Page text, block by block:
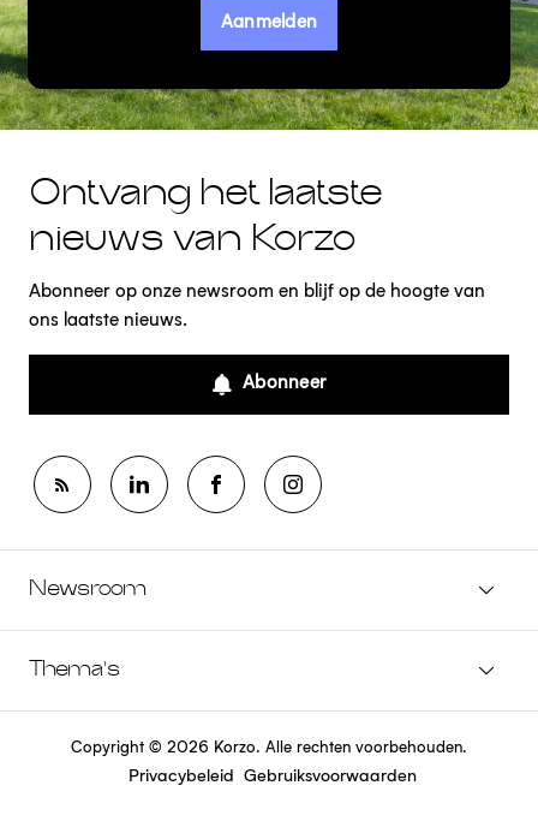
Aanmelden
Ontvang het laatste
nieuws van Korzo
Abonneer op onze newsroom en blijf op de hoogte van
ons laatste nieuws.
Abonneer
Newsroom
Thema's
Copyright © 2026 Korzo. Alle rechten voorbehouden.
Privacybeleid Gebruiksvoorwaarden